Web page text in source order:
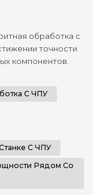
обработка с
точности
компонентов.
с
требующие
пластин или
С ЧПУ
С ЧПУ
Рядом Со